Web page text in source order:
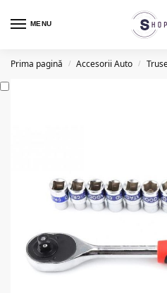
MENU
Prima pagină / Accesorii Auto /